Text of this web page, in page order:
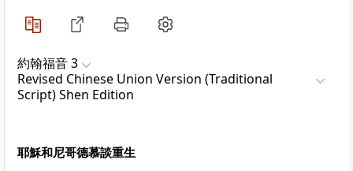
約翰福音 3
Revised Chinese Union Version (Traditional
Script) Shen Edition
耶穌和尼哥德慕談重生